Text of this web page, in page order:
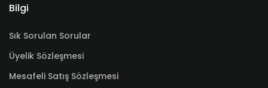
Bilgi
Sık Sorulan Sorular
Üyelik Sözleşmesi
Mesafeli Satış Sözleşmesi